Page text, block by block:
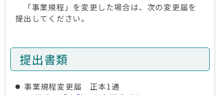
「事業規程」を変更した場合は、次の変更届を
提出してください。
提出書類
事業規程変更届 正本1通